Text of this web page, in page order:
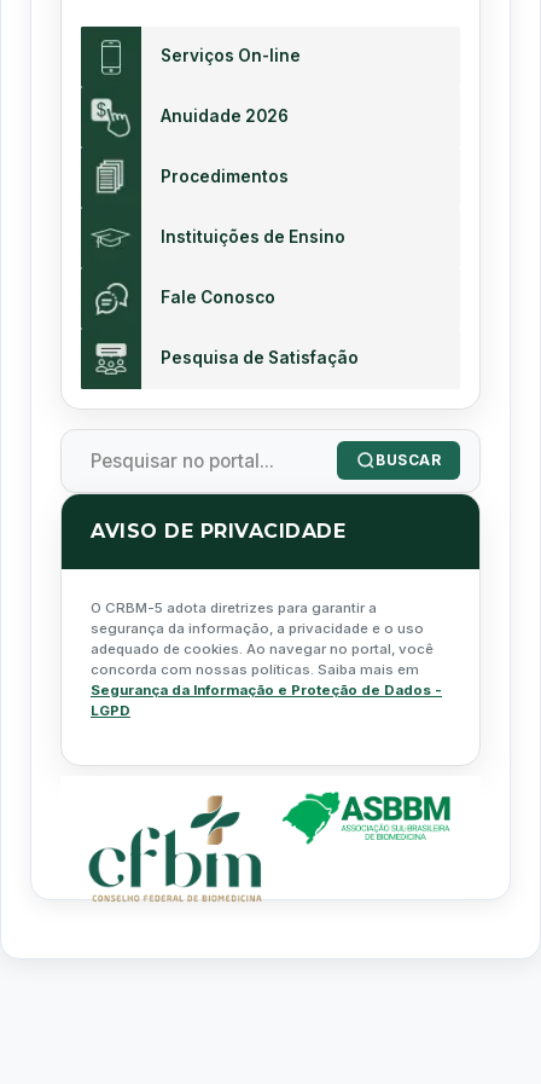
Serviços On-line
Anuidade 2026
Procedimentos
Instituições de Ensino
Fale Conosco
Pesquisa de Satisfação
BUSCAR
AVISO DE PRIVACIDADE
O CRBM-5 adota diretrizes para garantir a
segurança da informação, a privacidade e o uso
adequado de cookies. Ao navegar no portal, você
concorda com nossas políticas. Saiba mais em
Segurança da Informação e Proteção de Dados -
LGPD